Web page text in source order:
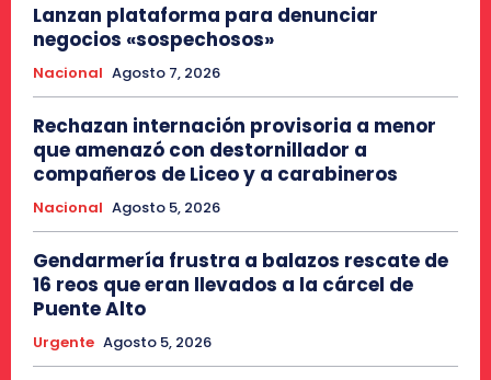
Lanzan plataforma para denunciar
negocios «sospechosos»
Nacional Agosto 7, 2026
Rechazan internación provisoria a menor
que amenazó con destornillador a
compañeros de Liceo y a carabineros
Nacional Agosto 5, 2026
Gendarmería frustra a balazos rescate de
16 reos que eran llevados a la cárcel de
Puente Alto
Urgente Agosto 5, 2026